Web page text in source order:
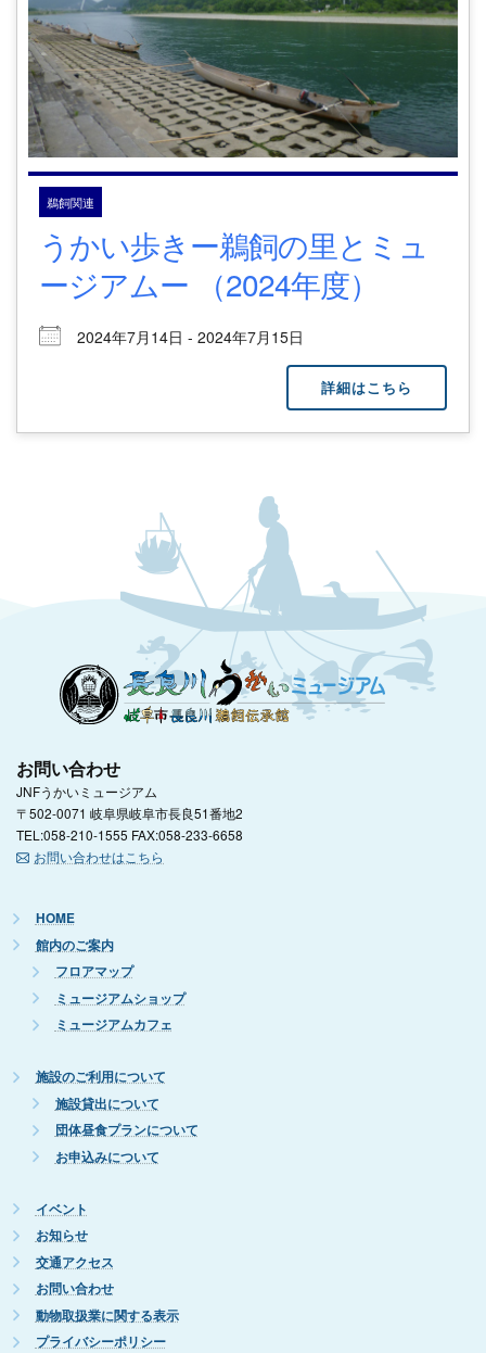
鵜飼関連
うかい歩きー鵜飼の里とミュ
ージアムー （2024年度）
2024年7月14日 - 2024年7月15日
詳細はこちら
お問い合わせ
JNFうかいミュージアム
〒502-0071 岐阜県岐阜市長良51番地2
TEL:058-210-1555 FAX:058-233-6658
お問い合わせはこちら
HOME
館内のご案内
フロアマップ
ミュージアムショップ
ミュージアムカフェ
施設のご利用について
施設貸出について
団体昼食プランについて
お申込みについて
イベント
お知らせ
交通アクセス
お問い合わせ
動物取扱業に関する表示
プライバシーポリシー